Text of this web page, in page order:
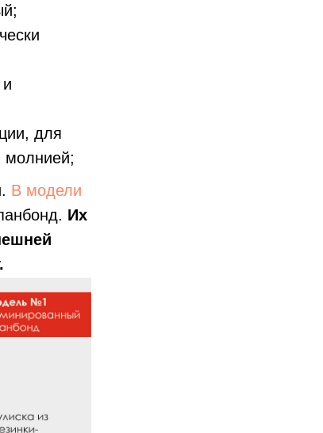
для
молнией;
В модели
Их